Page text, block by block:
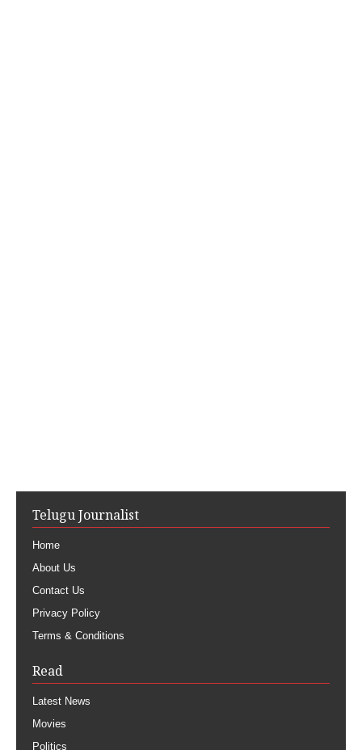
Telugu Journalist
Home
About Us
Contact Us
Privacy Policy
Terms & Conditions
Read
Latest News
Movies
Politics